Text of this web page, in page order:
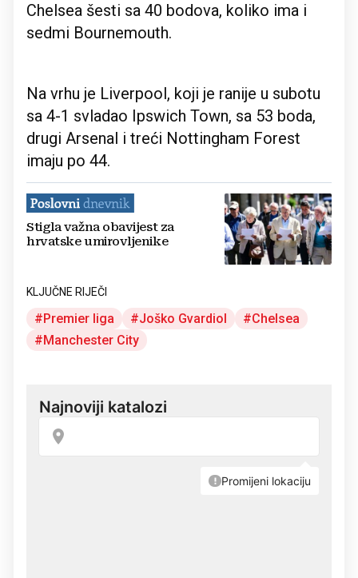
Chelsea šesti sa 40 bodova, koliko ima i
sedmi Bournemouth.
Na vrhu je Liverpool, koji je ranije u subotu
sa 4-1 svladao Ipswich Town, sa 53 boda,
drugi Arsenal i treći Nottingham Forest
imaju po 44.
Stigla važna obavijest za
hrvatske umirovljenike
KLJUČNE RIJEČI
Premier liga Joško Gvardiol
Chelsea
Manchester City